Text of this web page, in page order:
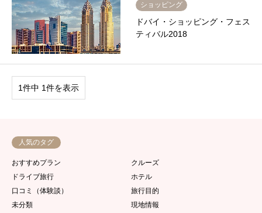
ショッピング
ドバイ・ショッピング・フェス
ティバル2018
1件中 1件を表示
人気のタグ
おすすめプラン
クルーズ
ドライブ旅行
ホテル
口コミ（体験談）
旅行目的
未分類
現地情報